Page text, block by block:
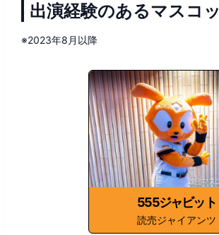
出演経験のあるマスコ
※2023年8月以降
555ジャビット
読売ジャイアンツ